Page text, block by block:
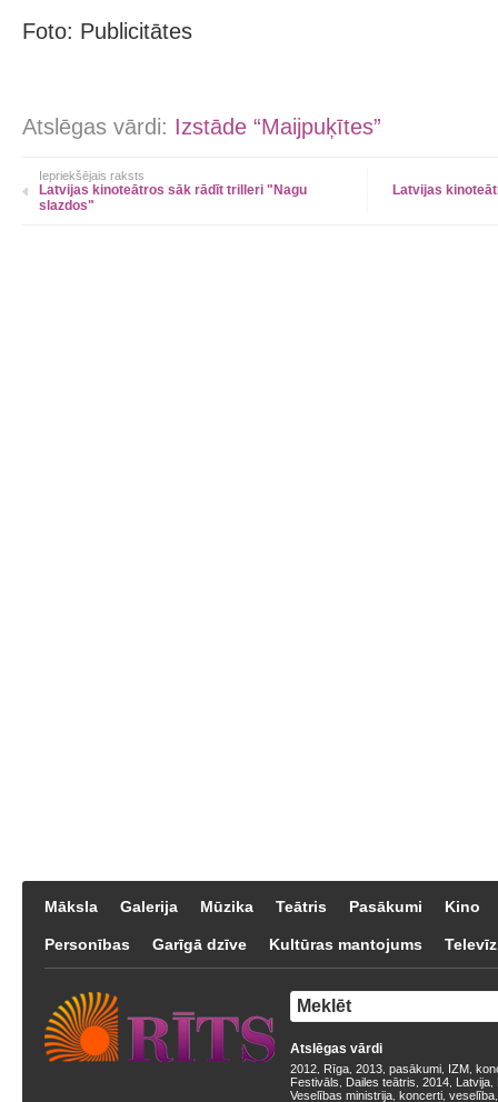
Foto: Publicitātes
Atslēgas vārdi: Izstāde “Maijpuķītes”
Iepriekšējais raksts
Latvijas kinoteātros sāk rādīt trilleri "Nagu
slazdos"
Latvijas
Māksla Galerija Mūzika Teātris Pasākumi Kino
Personības Garīgā dzīve Kultūras mantojums
Atslēgas vārdi
2012 Rīga 2013 pasākumi IZM
Festivāls
Dailes teātris 2014 Latvija
Veselības ministrija koncerti veselība